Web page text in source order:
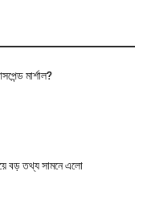
মার্শাল?
বড় তথ্য সামনে এলো